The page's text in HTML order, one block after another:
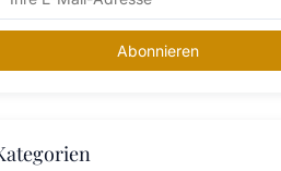
Abonnieren